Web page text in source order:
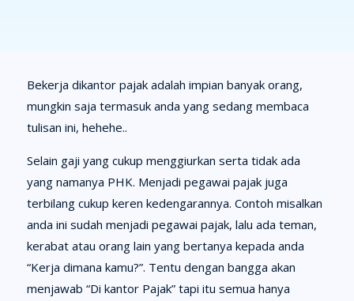
Bekerja dikantor pajak adalah impian banyak orang,
mungkin saja termasuk anda yang sedang membaca
tulisan ini, hehehe..
Selain gaji yang cukup menggiurkan serta tidak ada
yang namanya PHK. Menjadi pegawai pajak juga
terbilang cukup keren kedengarannya. Contoh misalkan
anda ini sudah menjadi pegawai pajak, lalu ada teman,
kerabat atau orang lain yang bertanya kepada anda
“Kerja dimana kamu?”. Tentu dengan bangga akan
menjawab “Di kantor Pajak” tapi itu semua hanya